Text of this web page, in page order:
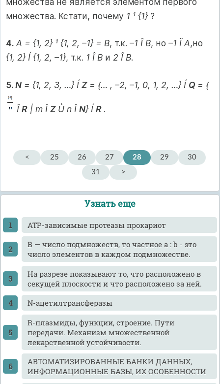
множества. Кстати, почему 1 ¹ {1} ?
4. А = {1, 2} ¹ {1, 2, –1} = В, т.к. –1 Î В, но –1 Ï А,но
{1, 2} Í {1, 2, –1}, т.к. 1 Î В и 2 Î В.
5.N = {1, 2, 3, …} Í Z= {… , –2, –1, 0, 1, 2, …} Í Q = {
ÎR | m ÎZÙ n ÎN} Í R .
< 25 26 27 28 29
30
31
>
Узнать еще
ATP-зависимые протеазы прокариот
B — число подмножеств, то частное а : b - это
число элементов в каждом подмножестве.
Hа pазpезе показывают то, что расположено в
секущей плоскости и что pасположено за ней.
N-ацетилтрансферазы
R-плазмиды, функции, строение. Пути
передачи. Механизм множественной
лекарственной устойчивости.
АВТОМАТИЗИРОВАННЫЕ БАНКИ ДАННЫХ,
ИНФОРМАЦИОННЫЕ БАЗЫ, ИХ ОСОБЕННОСТИ